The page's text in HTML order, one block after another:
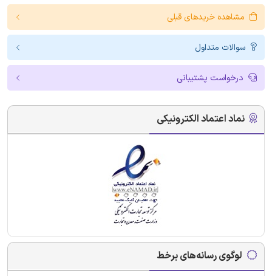
مشاهده خریدهای قبلی
سوالات متداول
درخواست پشتیبانی
نماد اعتماد الکترونیکی
لوگوی رسانه‌های برخط